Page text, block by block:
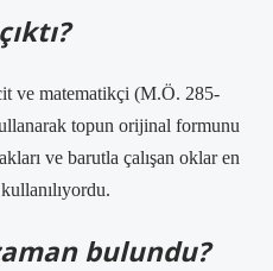
ve matematikçi (M.Ö. 285-
topun orijinal formunu
ve barutla çalışan oklar en
bulundu?